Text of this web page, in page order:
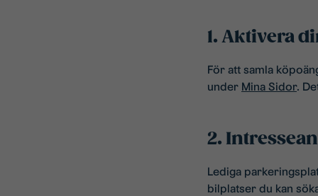
1. Aktivera
För att samla
under Mina Sidor.
2.
Lediga
bilplatser du kan